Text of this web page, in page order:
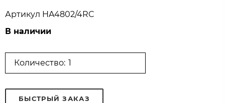
Артикул HA4802/4RC
В наличии
Количество:
БЫСТРЫЙ ЗАКАЗ